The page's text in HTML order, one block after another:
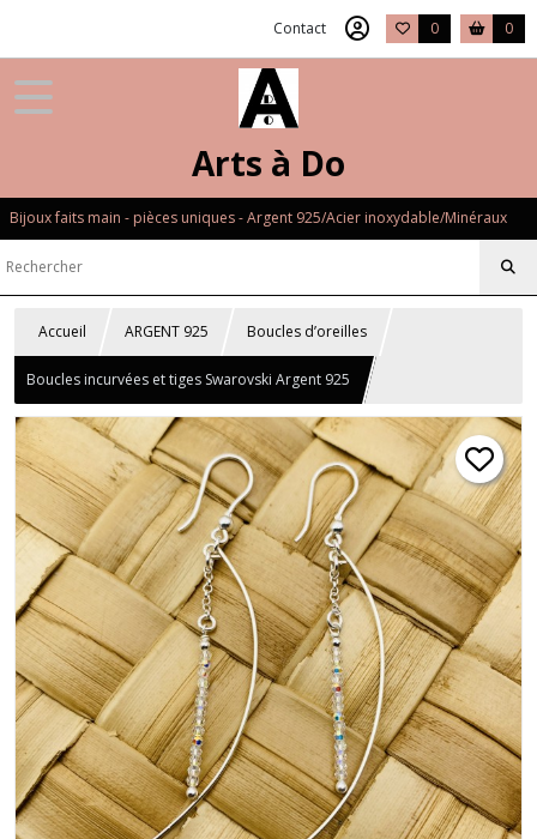
Contact 0 0
Arts à Do
Bijoux faits main - pièces uniques - Argent 925/Acier inoxydable/Minéraux
Accueil ARGENT 925 Boucles d’oreilles
Boucles incurvées et tiges Swarovski Argent 925